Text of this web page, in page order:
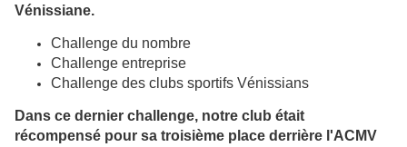
Vénissiane.
Challenge du nombre
Challenge entreprise
Challenge des clubs sportifs Vénissians
Dans ce dernier challenge, notre club était
récompensé pour sa troisième place derrière l'ACMV